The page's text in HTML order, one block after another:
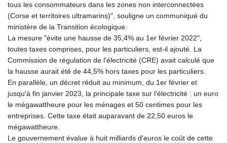
tous les consommateurs dans les zones non interconnectées
(Corse et territoires ultramarins)", souligne un communiqué du
ministère de la Transition écologique.
La mesure "évite une hausse de 35,4% au 1er février 2022",
toutes taxes comprises, pour les particuliers, est-il ajouté. La
Commission de régulation de l'électricité (CRE) avait calculé que
la hausse aurait été de 44,5% hors taxes pour les particuliers.
En parallèle, un décret réduit au minimum, du 1er février et
jusqu'à fin janvier 2023, la principale taxe sur l'électricité : un euro
le mégawattheure pour les ménages et 50 centimes pour les
entreprises. Cette taxe était auparavant de 22,50 euros le
mégawattheure.
Le gouvernement évalue à huit milliards d'euros le coût de cette